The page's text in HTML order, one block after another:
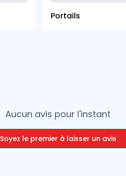
Portails
Aucun avis pour l'instant
Soyez le premier à laisser un avis